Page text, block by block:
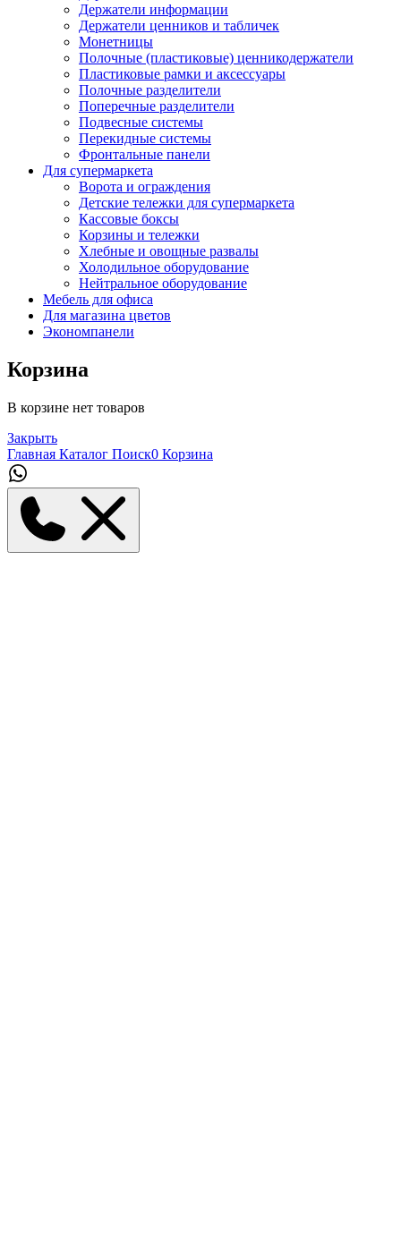
Держатели информации
Держатели ценников и табличек
Монетницы
Полочные (пластиковые) ценникодержатели
Пластиковые рамки и аксессуары
Полочные разделители
Поперечные разделители
Подвесные системы
Перекидные системы
Фронтальные панели
Для супермаркета
Ворота и ограждения
Детские тележки для супермаркета
Кассовые боксы
Корзины и тележки
Хлебные и овощные развалы
Холодильное оборудование
Нейтральное оборудование
Мебель для офиса
Для магазина цветов
Экономпанели
Корзина
В корзине нет товаров
Закрыть
Главная Каталог Поиск0 Корзина